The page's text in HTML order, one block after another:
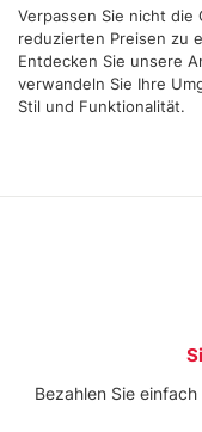
analizzare il nostro
informazioni sul
nostri partner che si
pubblicità e social
Verpassen Sie nicht
reduzierten Preisen zu
Entdecken Sie unsere
verwandeln Sie Ihre
Stil und Funktionalität.
Bezahlen Sie